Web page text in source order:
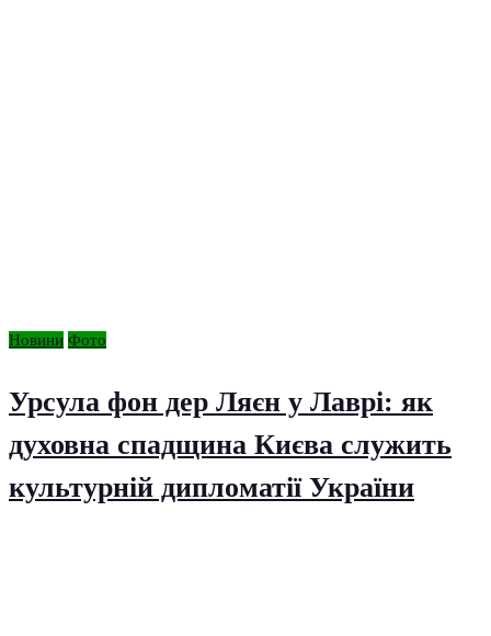
Новини Фото
Урсула фон дер Ляєн у Лаврі: як
духовна спадщина Києва служить
культурній дипломатії України